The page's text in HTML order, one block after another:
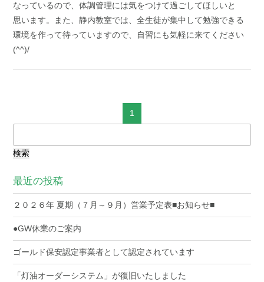
なっているので、体調管理には気をつけて過ごしてほしいと
思います。また、静内教室では、全生徒が集中して勉強できる
環境を作って待っていますので、自習にも気軽に来てください
(^^)/
1
索:
最近の投稿
２０２６年 夏期（７月～９月）営業予定表■お知らせ■
●GW休業のご案内
ゴールド保安認定事業者として認定されています
「灯油オーダーシステム」が復旧いたしました